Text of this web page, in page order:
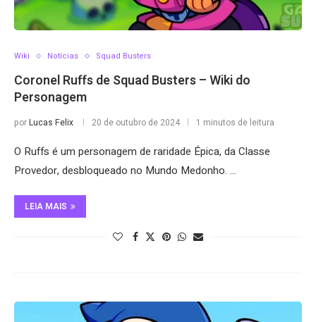
Wiki Notícias Squad Busters
Coronel Ruffs de Squad Busters – Wiki do
Personagem
porLucas Felix 20 de outubro de 2024 1 minutos de leitura
O Ruffs é um personagem de raridade Épica, da Classe
Provedor, desbloqueado no Mundo Medonho. …
LEIA MAIS